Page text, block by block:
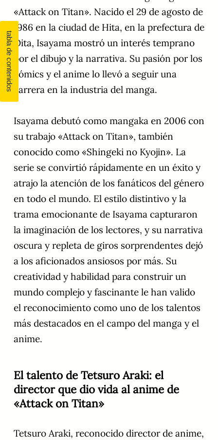
«Attack on Titan». Nacido el 29 de agosto de
1986 en la ciudad de Hita, en la prefectura de
Oita, Isayama mostró un interés temprano
por el dibujo y la narrativa. Su pasión por los
cómics y el anime lo llevó a seguir una
carrera en la industria del manga.
Isayama debutó como mangaka en 2006 con
su trabajo «Attack on Titan», también
conocido como «Shingeki no Kyojin». La
serie se convirtió rápidamente en un éxito y
atrajo la atención de los fanáticos del género
en todo el mundo. El estilo distintivo y la
trama emocionante de Isayama capturaron
la imaginación de los lectores, y su narrativa
oscura y repleta de giros sorprendentes dejó
a los aficionados ansiosos por más. Su
creatividad y habilidad para construir un
mundo complejo y fascinante le han valido
el reconocimiento como uno de los talentos
más destacados en el campo del manga y el
anime.
El talento de Tetsuro Araki: el
director que dio vida al anime de
«Attack on Titan»
Tetsuro Araki, reconocido director de anime,